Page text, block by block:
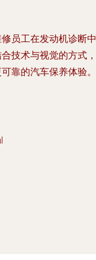
员工在发动机诊断中
技术与视觉的方式，
靠的汽车保养体验。